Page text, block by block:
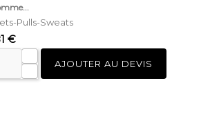
Pulls-Sweats
€
AJOUTER AU DEVIS